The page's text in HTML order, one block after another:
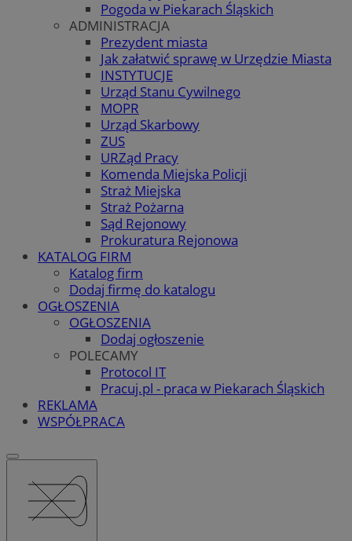
Pogoda w Piekarach Śląskich
ADMINISTRACJA
Prezydent miasta
Jak załatwić sprawę w Urzędzie Miasta
INSTYTUCJE
Urząd Stanu Cywilnego
MOPR
Urząd Skarbowy
ZUS
URZąd Pracy
Komenda Miejska Policji
Straż Miejska
Straż Pożarna
Sąd Rejonowy
Prokuratura Rejonowa
KATALOG FIRM
Katalog firm
Dodaj firmę do katalogu
OGŁOSZENIA
OGŁOSZENIA
Dodaj ogłoszenie
POLECAMY
Protocol IT
Pracuj.pl - praca w Piekarach Śląskich
REKLAMA
WSPÓŁPRACA